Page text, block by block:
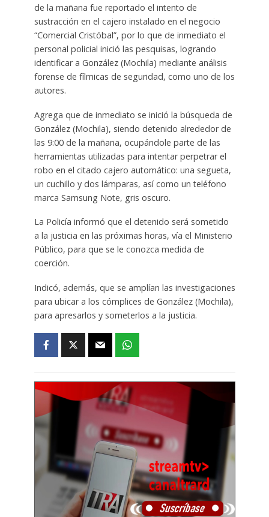
de la mañana fue reportado el intento de
sustracción en el cajero instalado en el negocio
“Comercial Cristóbal”, por lo que de inmediato el
personal policial inició las pesquisas, logrando
identificar a González (Mochila) mediante análisis
forense de fílmicas de seguridad, como uno de los
autores.
Agrega que de inmediato se inició la búsqueda de
González (Mochila), siendo detenido alrededor de
las 9:00 de la mañana, ocupándole parte de las
herramientas utilizadas para intentar perpetrar el
robo en el citado cajero automático: una segueta,
un cuchillo y dos lámparas, así como un teléfono
marca Samsung Note, gris oscuro.
La Policía informó que el detenido será sometido
a la justicia en las próximas horas, vía el Ministerio
Público, para que se le conozca medida de
coerción.
Indicó, además, que se amplían las investigaciones
para ubicar a los cómplices de González (Mochila),
para apresarlos y someterlos a la justicia.